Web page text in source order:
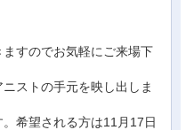
すのでお気軽にご来場下
ストの手元を映し出しま
希望される方は11月17日